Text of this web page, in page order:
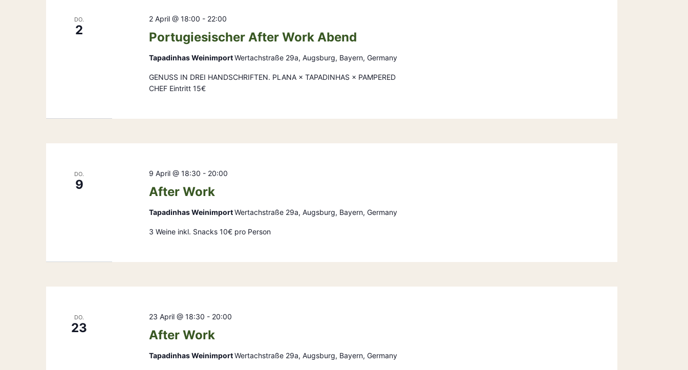
DO.
2 Portugiesischer After Work Abend
2 April @ 18:00 - 22:00
Tapadinhas WeinimportWertachstraße 29a, Augsburg, Bayern, Germany
GENUSS IN DREI HANDSCHRIFTEN. PLANA × TAPADINHAS × PAMPERED
CHEF Eintritt 15€
DO.
9 After Work
9 April @ 18:30 - 20:00
Tapadinhas WeinimportWertachstraße 29a, Augsburg, Bayern, Germany
3 Weine inkl. Snacks 10€ pro Person
DO.
23 After Work
23 April @ 18:30 - 20:00
Tapadinhas WeinimportWertachstraße 29a, Augsburg, Bayern, Germany